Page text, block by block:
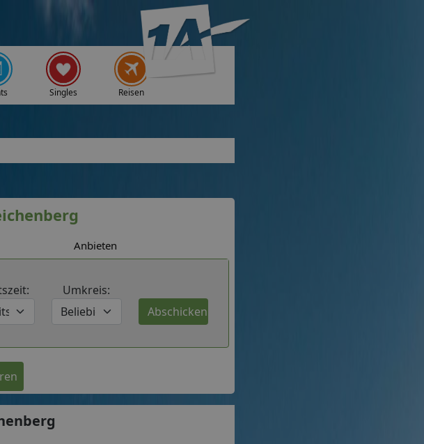
Singles Reisen
Anbieten
Umkreis: